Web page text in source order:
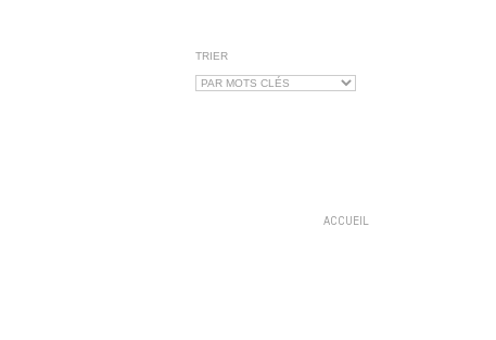
TRIER
ACCUEIL